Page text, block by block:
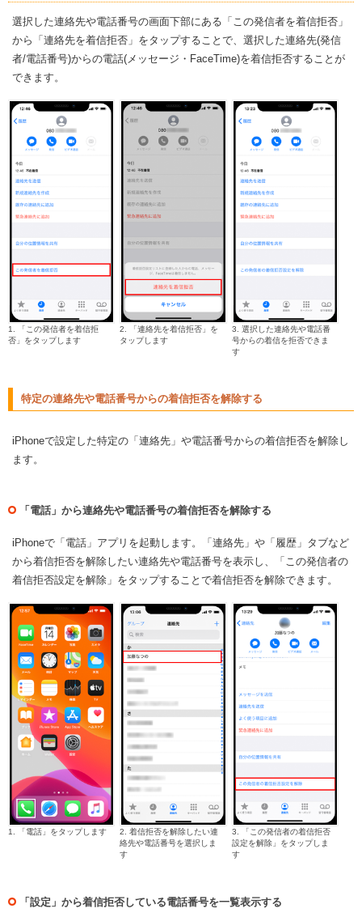
選択した連絡先や電話番号の画面下部にある「この発信者を着信拒否」
から「連絡先を着信拒否」をタップすることで、選択した連絡先(発信
者/電話番号)からの電話(メッセージ・FaceTime)を着信拒否することが
できます。
1. 「この発信者を着信拒
否」をタップします
2. 「連絡先を着信拒否」を
タップします
3. 選択した連絡先や電話番
号からの着信を拒否できま
す
特定の連絡先や電話番号からの着信拒否を解除する
iPhoneで設定した特定の「連絡先」や電話番号からの着信拒否を解除し
ます。
「電話」から連絡先や電話番号の着信拒否を解除する
iPhoneで「電話」アプリを起動します。「連絡先」や「履歴」タブなど
から着信拒否を解除したい連絡先や電話番号を表示し、「この発信者の
着信拒否設定を解除」をタップすることで着信拒否を解除できます。
1. 「電話」をタップします
2. 着信拒否を解除したい連
絡先や電話番号を選択しま
す
3. 「この発信者の着信拒否
設定を解除」をタップしま
す
「設定」から着信拒否している電話番号を一覧表示する